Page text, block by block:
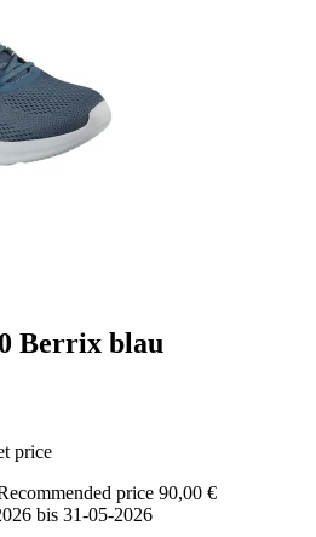
Berrix blau
price
price 90,00 €
bis 31-05-2026